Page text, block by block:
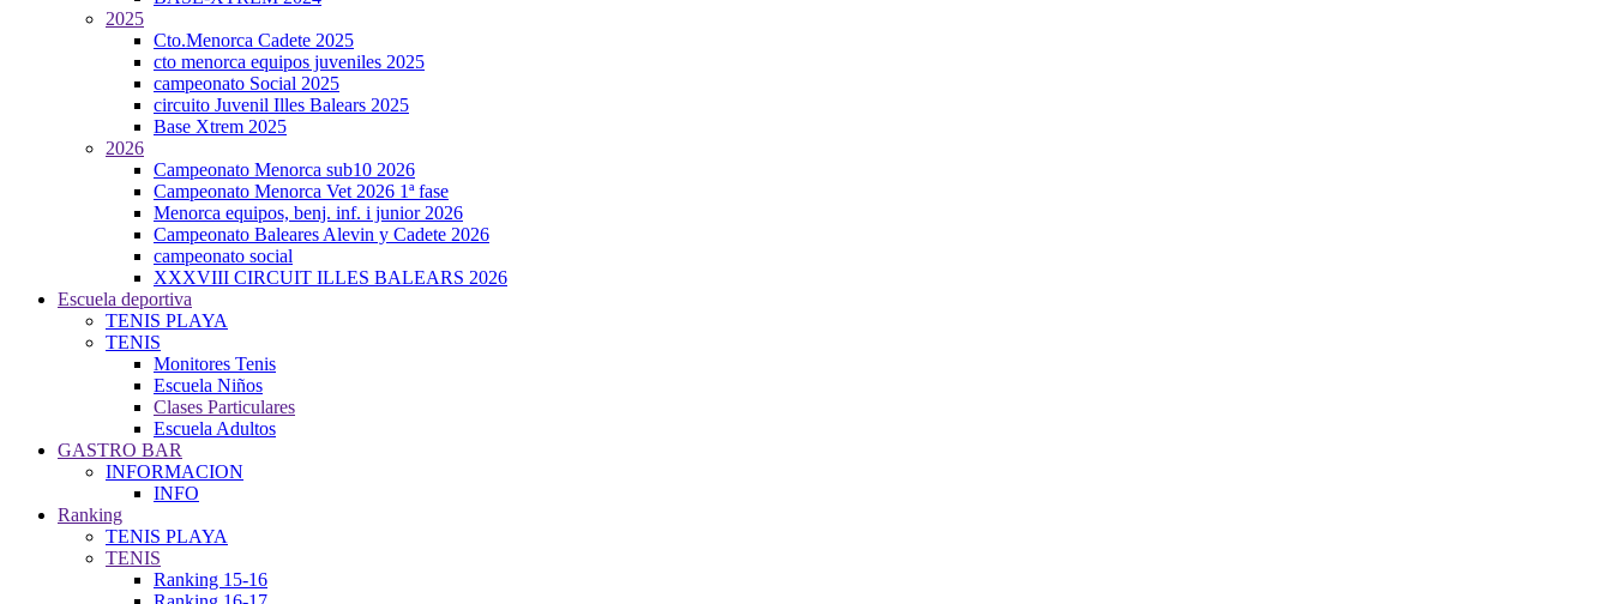
2025
Cto.Menorca Cadete 2025
cto menorca equipos juveniles 2025
campeonato Social 2025
circuito Juvenil Illes Balears 2025
Base Xtrem 2025
2026
Campeonato Menorca sub10 2026
Campeonato Menorca Vet 2026 1ª fase
Menorca equipos, benj. inf. i junior 2026
Campeonato Baleares Alevin y Cadete 2026
campeonato social
XXXVIII CIRCUIT ILLES BALEARS 2026
Escuela deportiva
TENIS PLAYA
TENIS
Monitores Tenis
Escuela Niños
Clases Particulares
Escuela Adultos
GASTRO BAR
INFORMACION
INFO
Ranking
TENIS PLAYA
TENIS
Ranking 15-16